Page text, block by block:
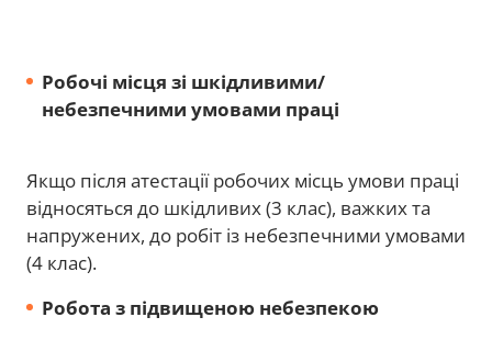
Робочі місця зі шкідливими/
небезпечними умовами праці
Якщо після атестації робочих місць умови праці
відносяться до шкідливих (3 клас), важких та
напружених, до робіт із небезпечними умовами
(4 клас).
Робота з підвищеною небезпекою